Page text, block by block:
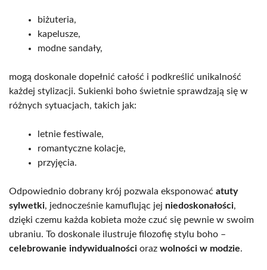
biżuteria,
kapelusze,
modne sandały,
mogą doskonale dopełnić całość i podkreślić unikalność
każdej stylizacji. Sukienki boho świetnie sprawdzają się w
różnych sytuacjach, takich jak:
letnie festiwale,
romantyczne kolacje,
przyjęcia.
Odpowiednio dobrany krój pozwala eksponować atuty
sylwetki, jednocześnie kamuflując jej niedoskonałości,
dzięki czemu każda kobieta może czuć się pewnie w swoim
ubraniu. To doskonale ilustruje filozofię stylu boho –
celebrowanie indywidualności oraz wolności w modzie.